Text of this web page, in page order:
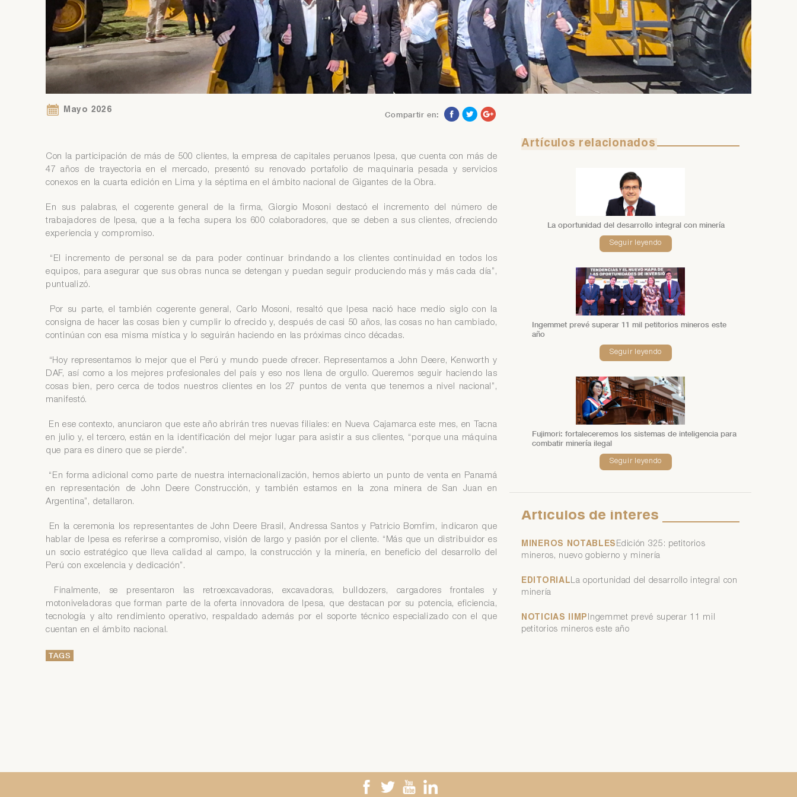
Mayo 2026 Compartir en:
Con la participación de más de 500 clientes, la empresa de capitales peruanos Ipesa, que cuenta con más de
47 años de trayectoria en el mercado, presentó su renovado portafolio de maquinaria pesada y servicios
conexos en la cuarta edición en Lima y la séptima en el ámbito nacional de Gigantes de la Obra.
En sus palabras, el cogerente general de la firma, Giorgio Mosoni destacó el incremento del número de
trabajadores de Ipesa, que a la fecha supera los 600 colaboradores, que se deben a sus clientes, ofreciendo
experiencia y compromiso.
“El incremento de personal se da para poder continuar brindando a los clientes continuidad en todos los
equipos, para asegurar que sus obras nunca se detengan y puedan seguir produciendo más y más cada día”,
puntualizó.
Por su parte, el también cogerente general, Carlo Mosoni, resaltó que Ipesa nació hace medio siglo con la
consigna de hacer las cosas bien y cumplir lo ofrecido y, después de casi 50 años, las cosas no han cambiado,
continúan con esa misma mística y lo seguirán haciendo en las próximas cinco décadas.
“Hoy representamos lo mejor que el Perú y mundo puede ofrecer. Representamos a John Deere, Kenworth y
DAF, así como a los mejores profesionales del país y eso nos llena de orgullo. Queremos seguir haciendo las
cosas bien, pero cerca de todos nuestros clientes en los 27 puntos de venta que tenemos a nivel nacional”,
manifestó.
En ese contexto, anunciaron que este año abrirán tres nuevas filiales: en Nueva Cajamarca este mes, en Tacna
en julio y, el tercero, están en la identificación del mejor lugar para asistir a sus clientes, “porque una máquina
que para es dinero que se pierde”.
“En forma adicional como parte de nuestra internacionalización, hemos abierto un punto de venta en Panamá
en representación de John Deere Construcción, y también estamos en la zona minera de San Juan en
Argentina”, detallaron.
En la ceremonia los representantes de John Deere Brasil, Andressa Santos y Patricio Bomfim, indicaron que
hablar de Ipesa es referirse a compromiso, visión de largo y pasión por el cliente. “Más que un distribuidor es
un socio estratégico que lleva calidad al campo, la construcción y la minería, en beneficio del desarrollo del
Perú con excelencia y dedicación”.
Finalmente, se presentaron las retroexcavadoras, excavadoras, bulldozers, cargadores frontales y
motoniveladoras que forman parte de la oferta innovadora de Ipesa, que destacan por su potencia, eficiencia,
tecnología y alto rendimiento operativo, respaldado además por el soporte técnico especializado con el que
cuentan en el ámbito nacional.
TAGS
Artículos relacionados
La oportunidad del desarrollo integral con minería
Seguir leyendo
Ingemmet prevé superar 11 mil petitorios mineros este
año
Seguir leyendo
Fujimori: fortaleceremos los sistemas de inteligencia para
combatir minería ilegal
Seguir leyendo
Artículos de interés
MINEROS NOTABLES Edición 325: petitorios
mineros, nuevo gobierno y minería
EDITORIAL La oportunidad del desarrollo integral con
minería
NOTICIAS IIMP Ingemmet prevé superar 11 mil
petitorios mineros este año
Si tiene problemas para recuperar su contraseña contáctese con el
Si tiene problemas para recuperar su contraseña contáctese con el
Área de Servicio al Asociado al teléfono 313-4160 anexo 218 o al
correo asociados@iimp.org.pe